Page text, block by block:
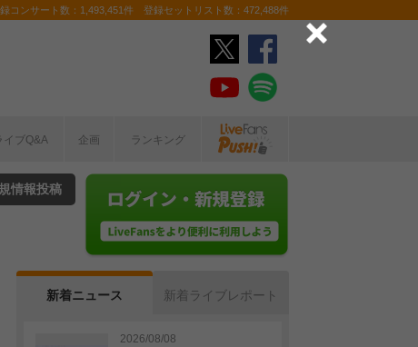
コンサート数：1,493,451件 登録セットリスト数：472,488件
イブQ&A 企画 ランキング
情報投稿
新着ニュース 新着ライブレポート
2026/08/08